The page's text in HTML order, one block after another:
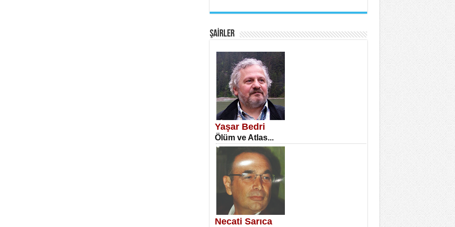
SATILMIŞ ÜMİT ÇETİNKAYA
Erkenlik...
NECLA DİLEK ARSLAN
Öğretmenler Günü Mahkemesi...
ŞAİRLER
Yaşar Bedri
Ölüm ve Atlas...
Necati Sarıca